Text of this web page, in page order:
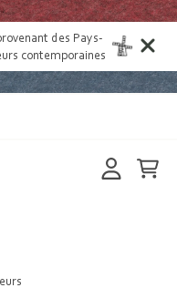
des Pays-
contemporaines